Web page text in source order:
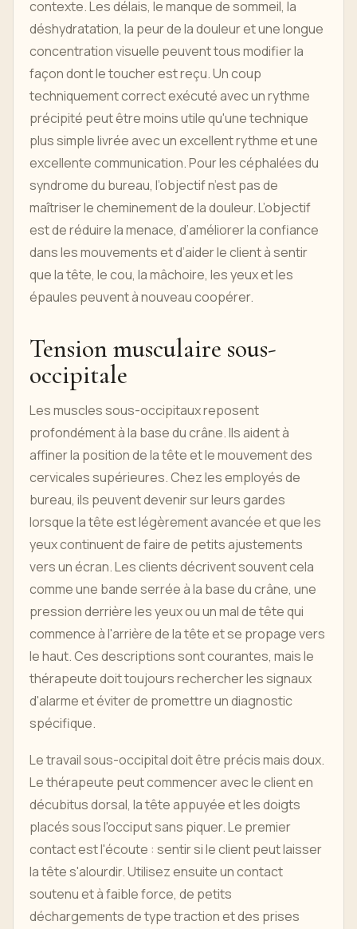
contexte. Les délais, le manque de sommeil, la
déshydratation, la peur de la douleur et une longue
concentration visuelle peuvent tous modifier la
façon dont le toucher est reçu. Un coup
techniquement correct exécuté avec un rythme
précipité peut être moins utile qu'une technique
plus simple livrée avec un excellent rythme et une
excellente communication. Pour les céphalées du
syndrome du bureau, l’objectif n’est pas de
maîtriser le cheminement de la douleur. L’objectif
est de réduire la menace, d’améliorer la confiance
dans les mouvements et d’aider le client à sentir
que la tête, le cou, la mâchoire, les yeux et les
épaules peuvent à nouveau coopérer.
Tension musculaire sous-
occipitale
Les muscles sous-occipitaux reposent
profondément à la base du crâne. Ils aident à
affiner la position de la tête et le mouvement des
cervicales supérieures. Chez les employés de
bureau, ils peuvent devenir sur leurs gardes
lorsque la tête est légèrement avancée et que les
yeux continuent de faire de petits ajustements
vers un écran. Les clients décrivent souvent cela
comme une bande serrée à la base du crâne, une
pression derrière les yeux ou un mal de tête qui
commence à l'arrière de la tête et se propage vers
le haut. Ces descriptions sont courantes, mais le
thérapeute doit toujours rechercher les signaux
d'alarme et éviter de promettre un diagnostic
spécifique.
Le travail sous-occipital doit être précis mais doux.
Le thérapeute peut commencer avec le client en
décubitus dorsal, la tête appuyée et les doigts
placés sous l'occiput sans piquer. Le premier
contact est l'écoute : sentir si le client peut laisser
la tête s'alourdir. Utilisez ensuite un contact
soutenu et à faible force, de petits
déchargements de type traction et des prises